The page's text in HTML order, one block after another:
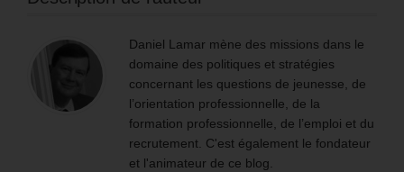
Daniel Lamar mène des missions dans le
domaine des politiques et stratégies
concernant les questions de jeunesse, de
l’orientation professionnelle, de la
formation professionnelle, de l’emploi et du
recrutement. C'est également le fondateur
et l'animateur de ce blog.